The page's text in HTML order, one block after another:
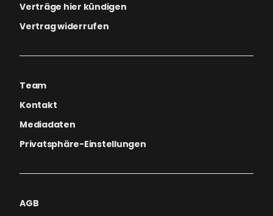
Verträge hier kündigen
Vertrag widerrufen
Team
Kontakt
Mediadaten
Privatsphäre-Einstellungen
AGB